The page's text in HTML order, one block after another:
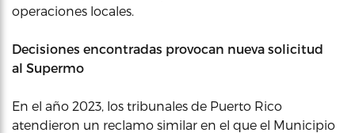
operaciones locales.
Decisiones encontradas provocan nueva solicitud
al Supermo
En el año 2023, los tribunales de Puerto Rico
atendieron un reclamo similar en el que el Municipio